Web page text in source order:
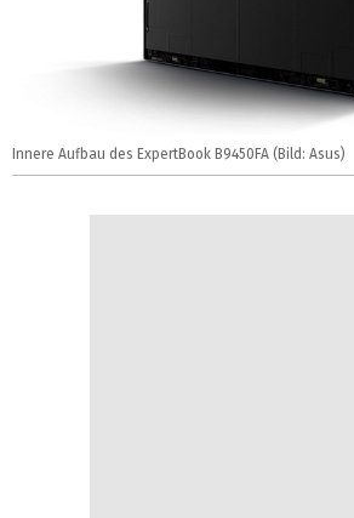
Innere Aufbau des ExpertBook B9450FA (Bild: Asus)